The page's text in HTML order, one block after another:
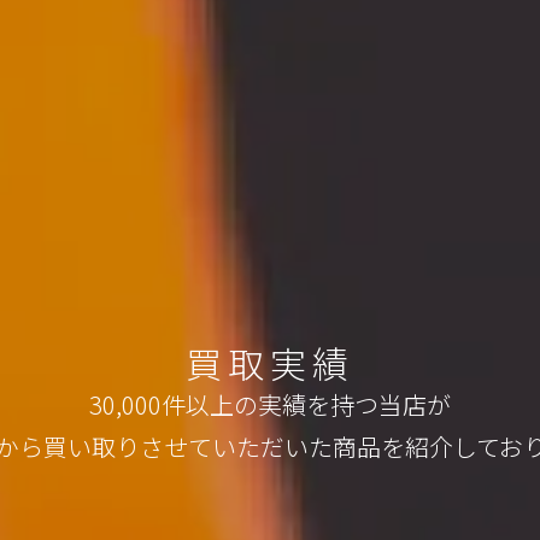
買取実績
30,000件以上の実績を持つ当店が
ら買い取りさせていただいた商品を紹介してお